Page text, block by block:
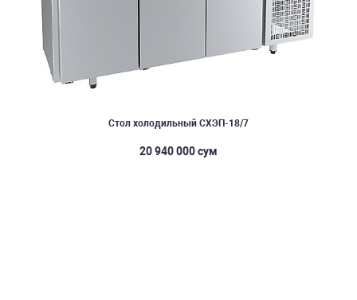
Стол холодильный СХЭП-18/7
20 940 000 сум